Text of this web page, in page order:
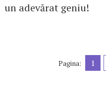
un adevărat geniu!
Pagina: 1